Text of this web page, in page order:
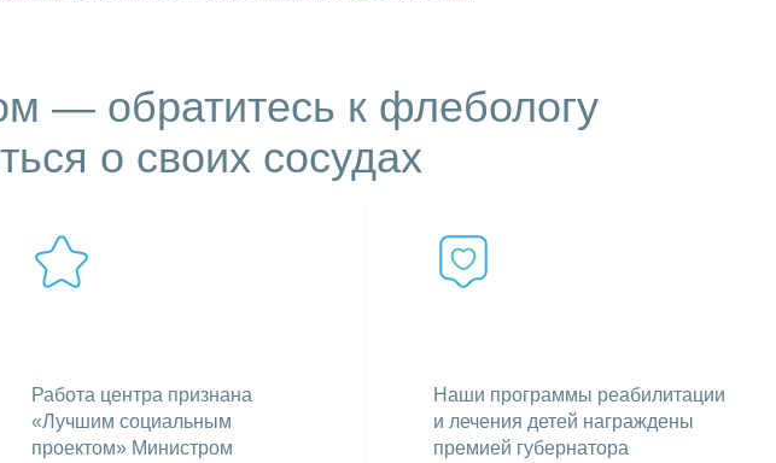
— обратитесь к флебологу
о своих сосудах
Работа центра признана
«Лучшим социальным
проектом» Министром
Наши программы реабилитации
и лечения детей награждены
премией губернатора